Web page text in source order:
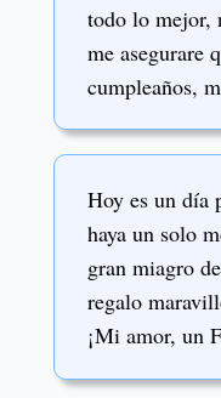
todo lo mejor,
me asegurare
cumpleaños,
Hoy es un día
haya un solo
gran miagro
regalo
¡Mi amor, un